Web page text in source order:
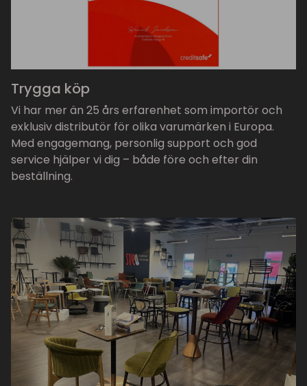
Trygga köp
Vi har mer än 25 års erfarenhet som importör och
exklusiv distributör för olika varumärken i Europa.
Med engagemang, personlig support och god
service hjälper vi dig – både före och efter din
beställning.